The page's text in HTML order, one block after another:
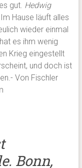
gut. Hedwig
Hause läuft alles
wieder einmal
es ihm wenig
Krieg eingestellt
und doch ist
Von Fischler
Bonn,